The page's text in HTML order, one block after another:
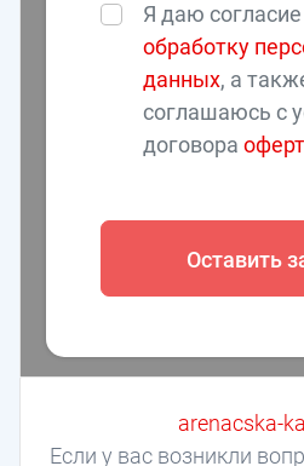
Я даю
обработку
данных, а
соглашаюсь с
договора
Оставить
Если у вас возникли
arenacska-